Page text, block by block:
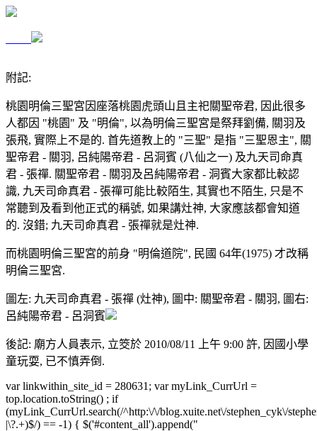
附記:
桃園明倫三聖宮因座落桃園虎頭山且主祀關聖帝君, 因此很多
人都因 "桃園" 及 "明倫", 以為明倫三聖宮是祭拜劉備, 關羽及
張飛, 實際上不是的. 首先道教上的 "三聖" 是指 "三聖恩主", 關
聖帝君 - 關羽, 呂純陽帝君 - 呂洞賓 (八仙之一) 及九天司命真
君 - 張禪. 關聖帝君 - 關羽及呂純陽帝君 - 洞賓大家都比較認
識, 九天司命真君 - 張禪可能比較陌生, 其實也不陌生, 只是不
常聽到及看到他正式的稱號, 如果講灶神, 大家應該都會知道
的. 沒錯; 九天司命真君 - 張禪就是灶神.
而桃園明倫三聖宮的前身 "明倫道院", 民國 64年(1975) 才改稱
明倫三聖宮.
圖左: 九天司命真君 - 張禪 (灶神), 圖中: 關聖帝君 - 關羽, 圖右:
呂純陽帝君 - 呂洞賓
後記: 廟方人員表示, 立筊於 2010/08/11 上午 9:00 許, 因國小學
童玩耍, 已不慎弄倒.
var linkwithin_site_id = 280631; var myLink_CurrUrl =
top.location.toString() ; if
(myLink_CurrUrl.search(/^http:\/\/blog.xuite.net\/stephen_cyk\/
|\?.+)$/) == -1) { $('#content_all').append("